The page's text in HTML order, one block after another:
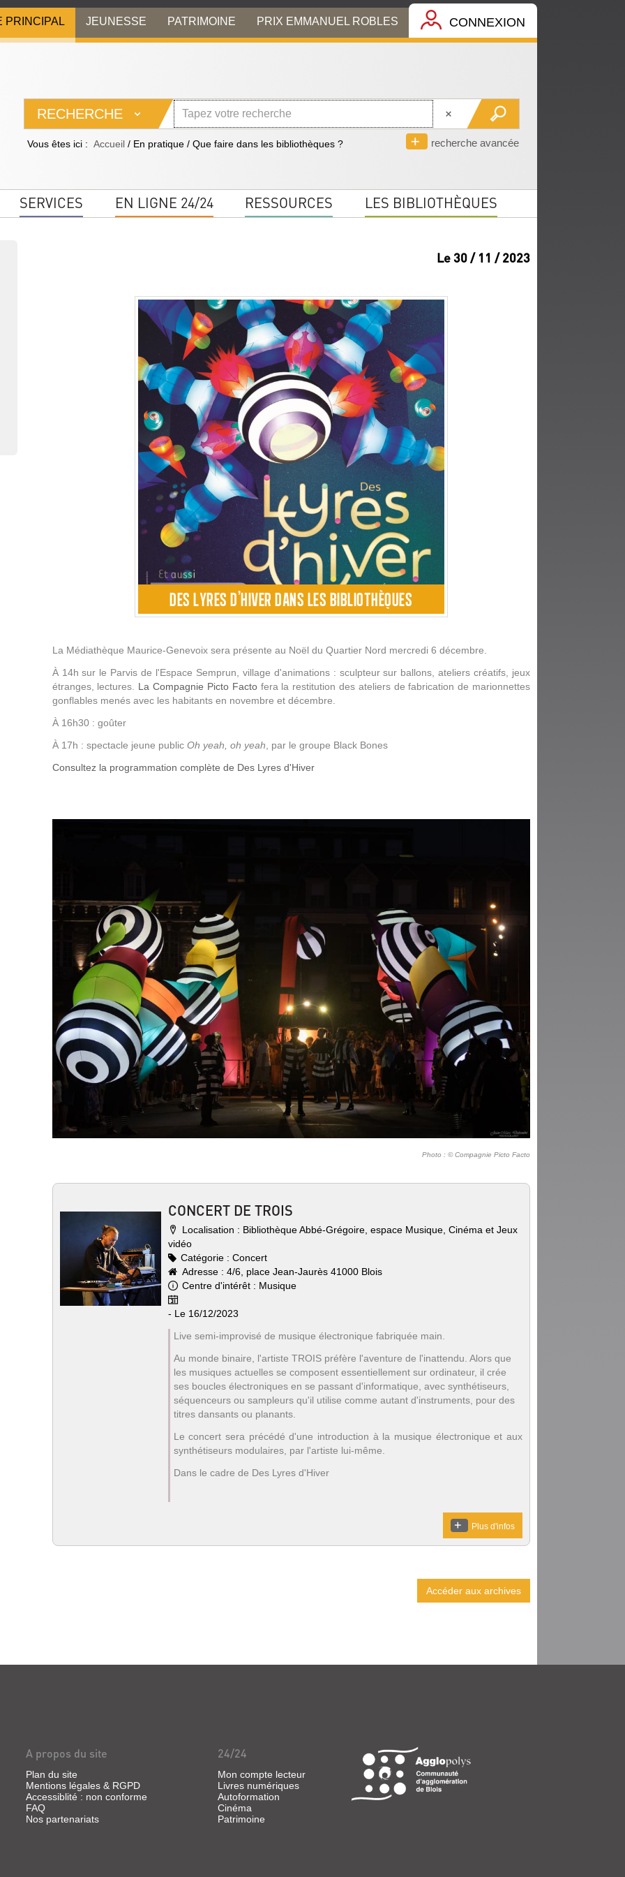
PRINCIPAL JEUNESSE PATRIMOINE PRIX EMMANUEL ROBLES CONNEXION
RECHERCHE
recherche avancée
Vous êtes ici : Accueil / En pratique / Que faire dans les bibliothèques ?
SERVICES EN LIGNE 24/24 RESSOURCES LES BIBLIOTHÈQUES
Le 30 / 11 / 2023
DES LYRES D'HIVER DANS LES BIBLIOTHÈQUES
La Médiathèque Maurice-Genevoix sera présente au Noël du Quartier Nord mercredi 6 décembre.
À 14h sur le Parvis de l'Espace Semprun, village d'animations : sculpteur sur ballons, ateliers créatifs, jeux
étranges, lectures. La Compagnie Picto Factofera la restitution des ateliers de fabrication de marionnettes
gonflables menés avec les habitants en novembre et décembre.
À 16h30 : goûter
À 17h : spectacle jeune public Oh yeah, oh yeah , par le groupe Black Bones
Consultez la programmation complète de Des Lyres d'Hiver
Photo : © Compagnie Picto Facto
CONCERT DE TROIS
Localisation : Bibliothèque Abbé-Grégoire, espace Musique, Cinéma et Jeux
vidéo
Catégorie : Concert
Adresse :4/6, place Jean-Jaurès 41000 Blois
Centre d'intérêt : Musique
- Le 16/12/2023
Live semi-improvisé de musique électronique fabriquée main.
Au monde binaire, l'artiste TROIS préfère l'aventure de l'inattendu. Alors que
les musiques actuelles se composent essentiellement sur ordinateur, il crée
ses boucles électroniques en se passant d'informatique, avec synthétiseurs,
séquenceurs ou sampleurs qu'il utilise comme autant d'instruments, pour des
titres dansants ou planants.
Le concert sera précédé d'une introduction à la musique électronique et aux
synthétiseurs modulaires, par l'artiste lui-même.
Dans le cadre de Des Lyres d'Hiver
Plus d'infos
Accéder aux archives
A propos du site
Plan du site
Mentions légales & RGPD
Accessiblité : non conforme
FAQ
Nos partenariats
24/24
Mon compte lecteur
Livres numériques
Autoformation
Cinéma
Patrimoine